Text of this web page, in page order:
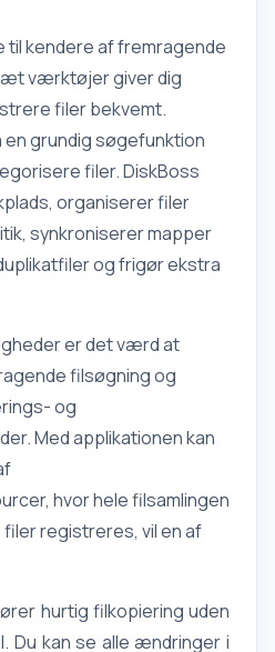
til kendere af fremragende
værktøjer giver dig
filer bekvemt.
grundig søgefunktion
filer. DiskBoss
organiserer filer
synkroniserer mapper
og frigør ekstra
er det værd at
filsøgning og
og
Med applikationen kan
hvor hele filsamlingen
registreres, vil en af
hurtig filkopiering uden
Du kan se alle ændringer i